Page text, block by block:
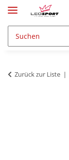
Zurück zur Liste